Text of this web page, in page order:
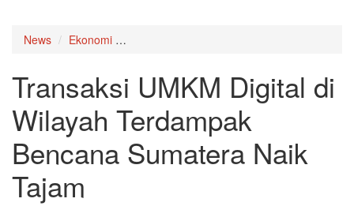
News Ekonomi
Transaksi UMKM Digital di
Wilayah Terdampak
Bencana Sumatera Naik
Tajam